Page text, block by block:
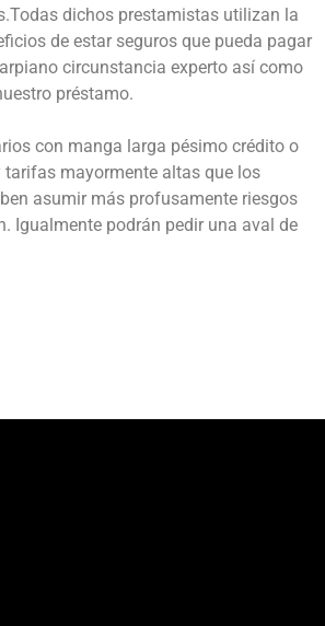
dichos prestamistas utilizan la
de estar seguros que pueda pagar
circunstancia experto así­ como
préstamo.
con manga larga pésimo crédito o
mayormente altas que los
asumir más profusamente riesgos
Igualmente podrán pedir una aval de